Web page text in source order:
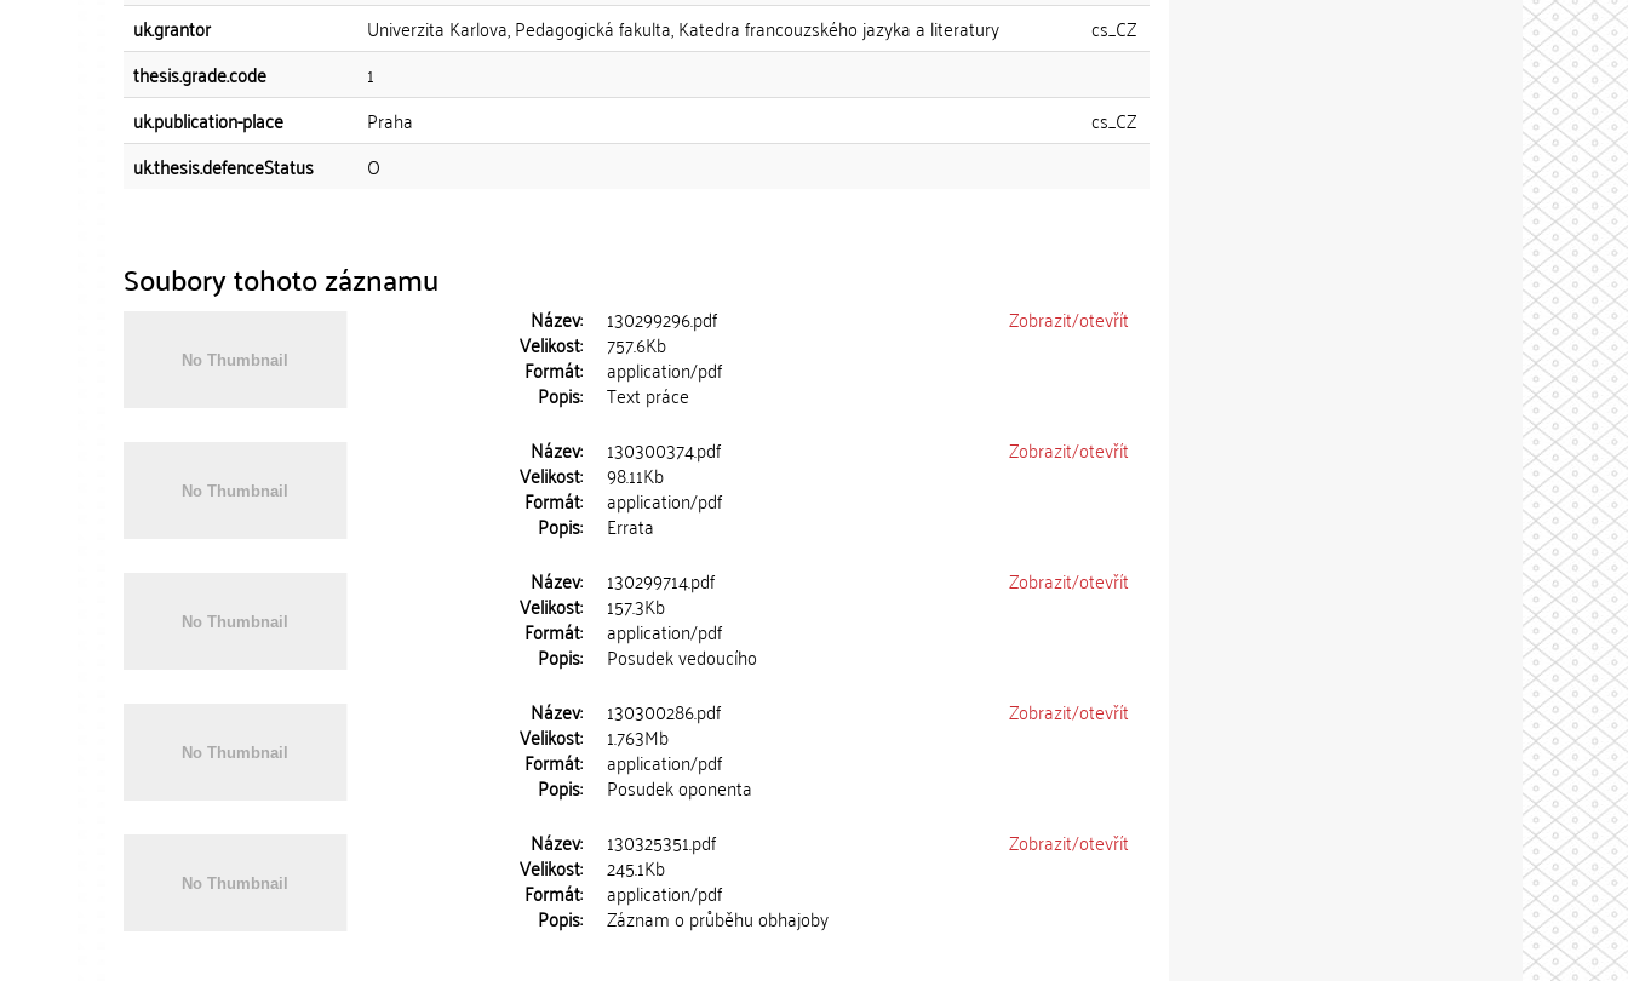
uk.grantor
Univerzita Karlova, Pedagogická fakulta, Katedra francouzského jazyka a literatury
cs_CZ
thesis.grade.code
1
uk.publication-place
Praha
cs_CZ
uk.thesis.defenceStatus
O
Soubory tohoto záznamu
Název: 130299296.pdf
Velikost: 757.6Kb
Formát: application/pdf
Popis: Text práce
Zobrazit/otevřít
Název: 130300374.pdf
Velikost: 98.11Kb
Formát: application/pdf
Popis: Errata
Zobrazit/otevřít
Název: 130299714.pdf
Velikost: 157.3Kb
Formát: application/pdf
Popis: Posudek vedoucího
Zobrazit/otevřít
Název: 130300286.pdf
Velikost: 1.763Mb
Formát: application/pdf
Popis: Posudek oponenta
Zobrazit/otevřít
Název: 130325351.pdf
Velikost: 245.1Kb
Formát: application/pdf
Popis: Záznam o průběhu obhajoby
Zobrazit/otevřít